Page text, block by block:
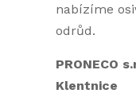
nabízíme
odrůd.
PRONECO
Klentnice